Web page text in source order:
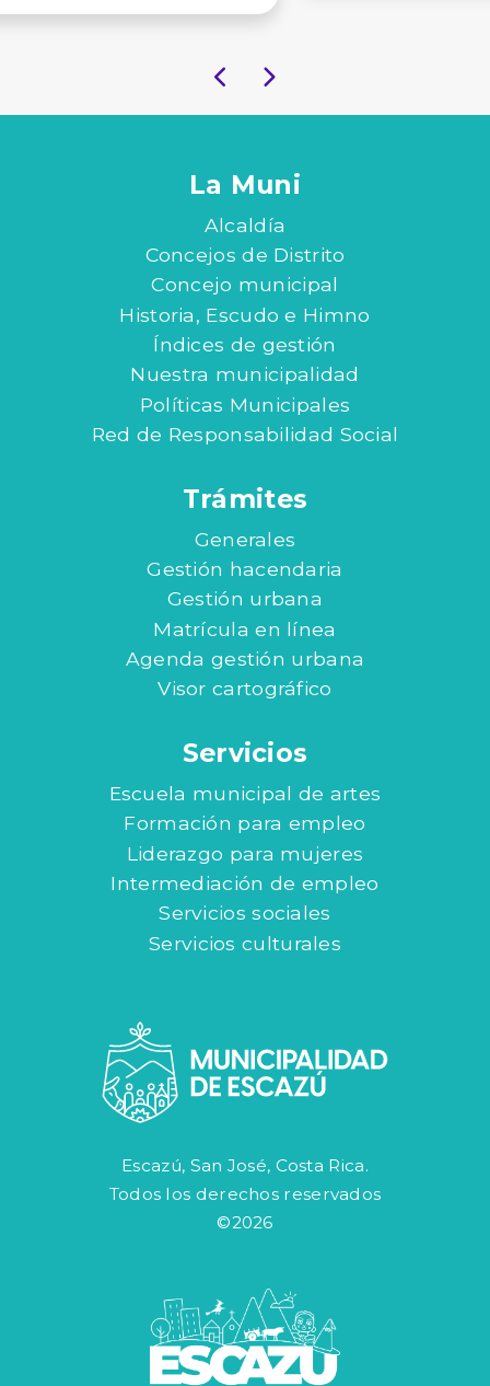
La Muni
Alcaldía
Concejos de Distrito
Concejo municipal
Historia, Escudo e Himno
Índices de gestión
Nuestra municipalidad
Políticas Municipales
Red de Responsabilidad Social
Trámites
Generales
Gestión hacendaria
Gestión urbana
Matrícula en línea
Agenda gestión urbana
Visor cartográfico
Servicios
Escuela municipal de artes
Formación para empleo
Liderazgo para mujeres
Intermediación de empleo
Servicios sociales
Servicios culturales
Escazú, San José, Costa Rica.
Todos los derechos reservados
©2026